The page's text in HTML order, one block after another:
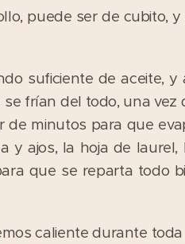
puede ser de cubito,
suficiente de aceite,
frían del todo, una
minutos para que
y ajos, la hoja de
que se reparta todo
caliente durante